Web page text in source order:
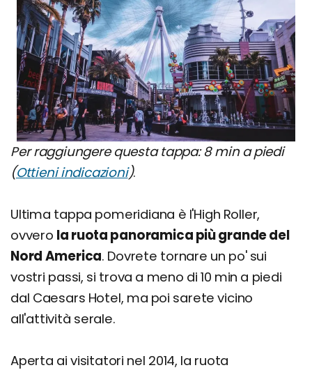
Per raggiungere questa tappa: 8 min a piedi
(Ottieni indicazioni).
Ultima tappa pomeridiana è l'High Roller,
ovvero la ruota panoramica più grande del
Nord America. Dovrete tornare un po' sui
vostri passi, si trova a meno di 10 min a piedi
dal Caesars Hotel, ma poi sarete vicino
all'attività serale.
Aperta ai visitatori nel 2014, la ruota